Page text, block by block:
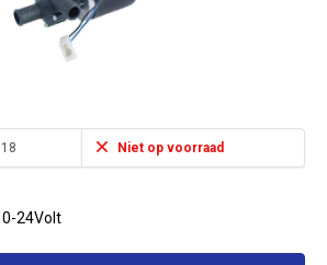
Niet op voorraad
24Volt